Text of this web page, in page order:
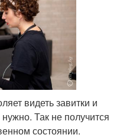
видеть завитки и
Так не получится
состоянии.